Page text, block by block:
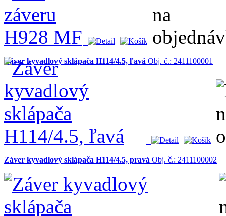
Záver kyvadlový sklápača H114/4.5, ľavá Obj. č.: 2411100001
Záver kyvadlový sklápača H114/4.5, pravá Obj. č.: 2411100002